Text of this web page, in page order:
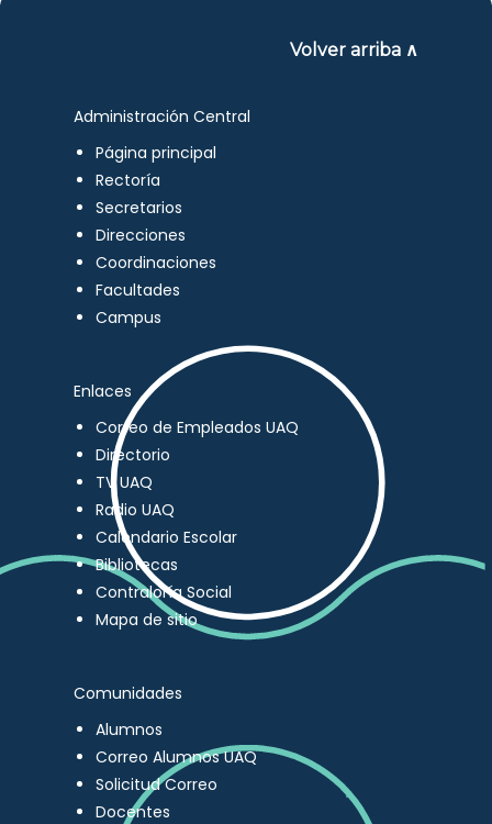
Volver arriba ∧
Administración Central
Página principal
Rectoría
Secretarios
Direcciones
Coordinaciones
Facultades
Campus
Enlaces
Correo de Empleados UAQ
Directorio
TV UAQ
Radio UAQ
Calendario Escolar
Bibliotecas
Contraloría Social
Mapa de sitio
Comunidades
Alumnos
Correo Alumnos UAQ
Solicitud Correo
Docentes